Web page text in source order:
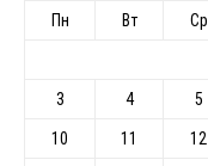
Пн Вт Ср
3 4 5
10 11 12